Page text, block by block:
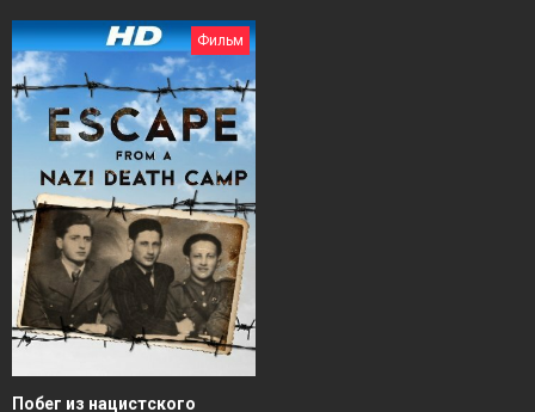
Фильм
Побег из нацистского